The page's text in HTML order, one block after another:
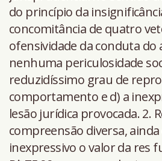
do princípio da
concomitância de quatro
ofensividade da conduta do
nenhuma periculosidade
reduzidíssimo grau de
comportamento e d) a
lesão jurídica provocada. 2.
compreensão diversa, ainda
inexpressivo o valor da res